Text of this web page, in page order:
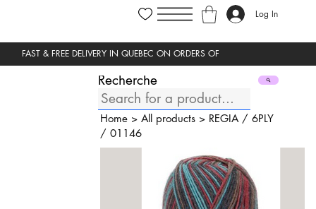
Log In
Recherche
Home> All products> REGIA / 6PLY
/ 01146